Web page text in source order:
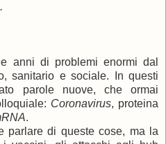
anni di problemi enormi dal
sanitario e sociale. In questi
parole nuove, che ormai
Coronavirus, proteina
.
parlare di queste cose, ma la